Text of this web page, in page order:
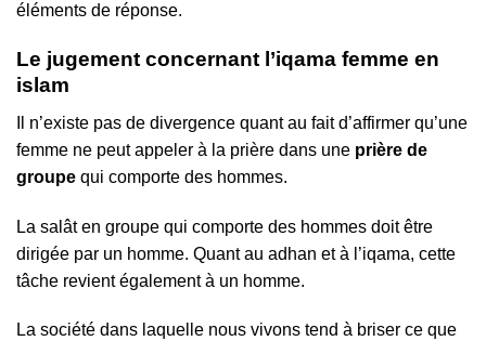
éléments de réponse.
Le jugement concernant l’iqama femme en
islam
Il n’existe pas de divergence quant au fait d’affirmer qu’une
femme ne peut appeler à la prière dans une prière de
groupe qui comporte des hommes.
La salât en groupe qui comporte des hommes doit être
dirigée par un homme. Quant au adhan et à l’iqama, cette
tâche revient également à un homme.
La société dans laquelle nous vivons tend à briser ce que